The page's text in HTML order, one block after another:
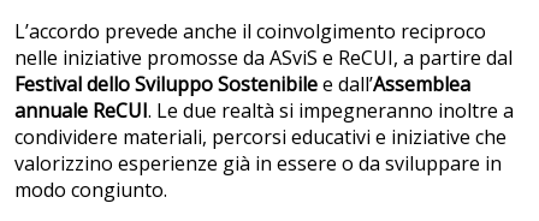
L’accordo prevede anche il coinvolgimento reciproco
nelle iniziative promosse da ASviS e ReCUI, a partire dal
Festival dello Sviluppo Sostenibilee dall’Assemblea
annuale ReCUI. Le due realtà si impegneranno inoltre a
condividere materiali, percorsi educativi e iniziative che
valorizzino esperienze già in essere o da sviluppare in
modo congiunto.